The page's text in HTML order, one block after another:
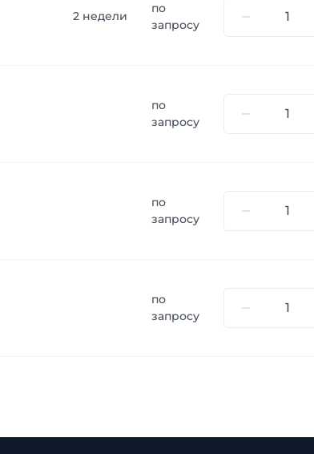
2 недели
по
запросу
по
запросу
по
запросу
по
запросу